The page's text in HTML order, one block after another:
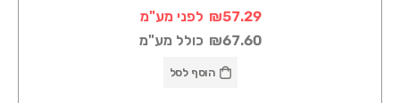
₪57.29 לפני מע"מ
₪67.60 כולל מע"מ
הוסף לסל